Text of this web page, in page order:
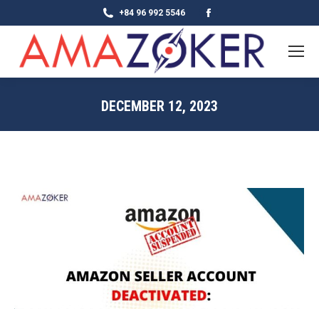
+84 96 992 5546
page
opens
in
window
DECEMBER 12, 2023